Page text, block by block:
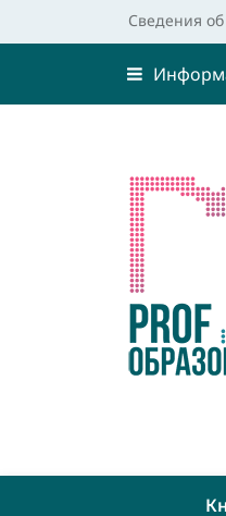
Сведения